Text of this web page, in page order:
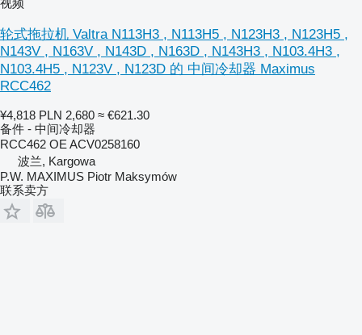
轮式拖拉机 Valtra N113H3 , N113H5 , N123H3 , N123H5 ,
N143V , N163V , N143D , N163D , N143H3 , N103.4H3 ,
N103.4H5 , N123V , N123D 的 中间冷却器 Maximus
RCC462
¥4,818 PLN 2,680 ≈ €621.30
备件 - 中间冷却器
RCC462 OE ACV0258160
波兰, Kargowa
P.W. MAXIMUS Piotr Maksymów
联系卖方